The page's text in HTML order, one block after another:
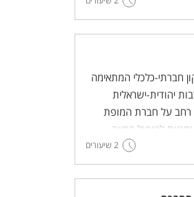
חברתי-כלכלי המתאימה
יהודית-ישראלית
רחב על חברת המופת
לטיפול במצב.
2 שיעורים